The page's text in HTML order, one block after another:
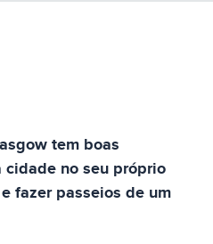
tem boas
cidade no seu próprio
fazer passeios de um